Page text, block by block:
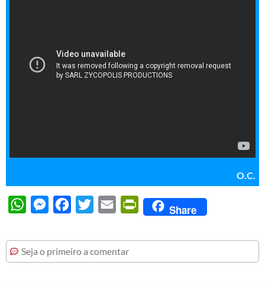
O.C.
WhatsAppMessengerFacebook
Twitter Email PrintFriendly
Share
Seja o primeiro a comentar